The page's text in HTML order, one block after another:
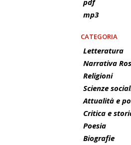
pdf
mp3
CATEGORIA
Letteratura
Narrativa
Religioni
Scienze
Attualità e
Critica e
Poesia
Biografie